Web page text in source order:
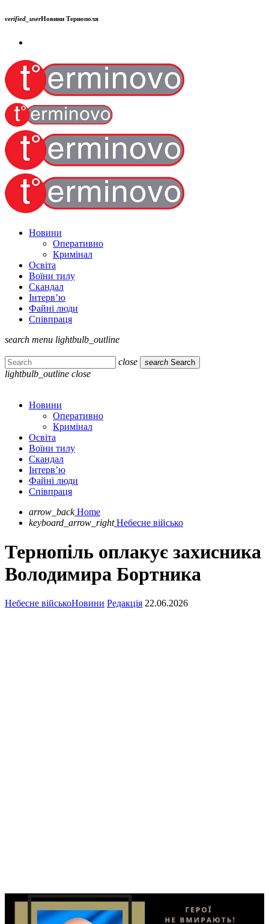
verified_userНовини Тернополя
Новини
Оперативно
Кримінал
Освіта
Воїни тилу
Скандал
Інтерв’ю
Файні люди
Співпраця
search menu lightbulb_outline
close search Search
lightbulb_outline close
Новини
Оперативно
Кримінал
Освіта
Воїни тилу
Скандал
Інтерв’ю
Файні люди
Співпраця
arrow_back Home
keyboard_arrow_right Небесне військо
Тернопіль оплакує захисника
Володимира Бортника
Небесне військоНовини Редакція 22.06.2026